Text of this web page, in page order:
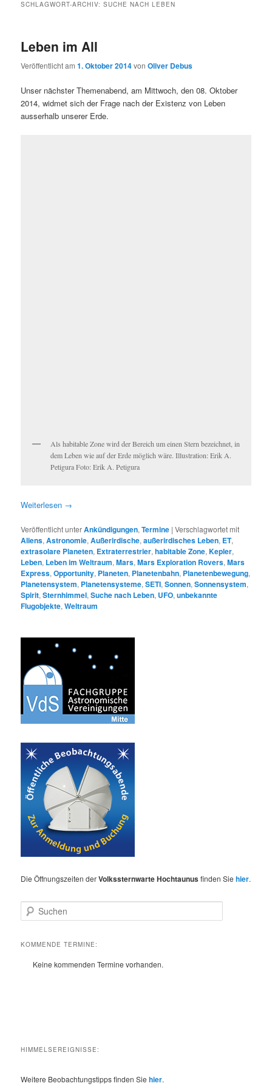
SCHLAGWORT-ARCHIV:SUCHE NACH LEBEN
Leben im All
Veröffentlicht am1. Oktober 2014vonOliver Debus
Unser nächster Themenabend, am Mittwoch, den 08. Oktober
2014, widmet sich der Frage nach der Existenz von Leben
ausserhalb unserer Erde.
Als habitable Zone wird der Bereich um einen Stern bezeichnet, in
dem Leben wie auf der Erde möglich wäre. Illustration: Erik A.
Petigura Foto: Erik A. Petigura
Weiterlesen →
Veröffentlicht unterAnkündigungen,Termine |Verschlagwortet mit
Aliens,Astronomie,Außerirdische,außerirdisches Leben, ET,
extrasolare Planeten, Extraterrestrier,habitable Zone,Kepler,
Leben, Leben im Weltraum,Mars,Mars Exploration Rovers,Mars
Express,Opportunity, Planeten, Planetenbahn, Planetenbewegung,
Planetensystem, Planetensysteme,SETI,Sonnen,Sonnensystem,
Spirit,Sternhimmel,Suche nach Leben, UFO,unbekannte
Flugobjekte,Weltraum
Die Öffnungszeiten derVolkssternwarte Hochtaunusfinden Siehier.
u
h
KOMMENDE TERMINE:
Keine kommenden Termine vorhanden.
HIMMELSEREIGNISSE:
Weitere Beobachtungstipps finden Siehier.